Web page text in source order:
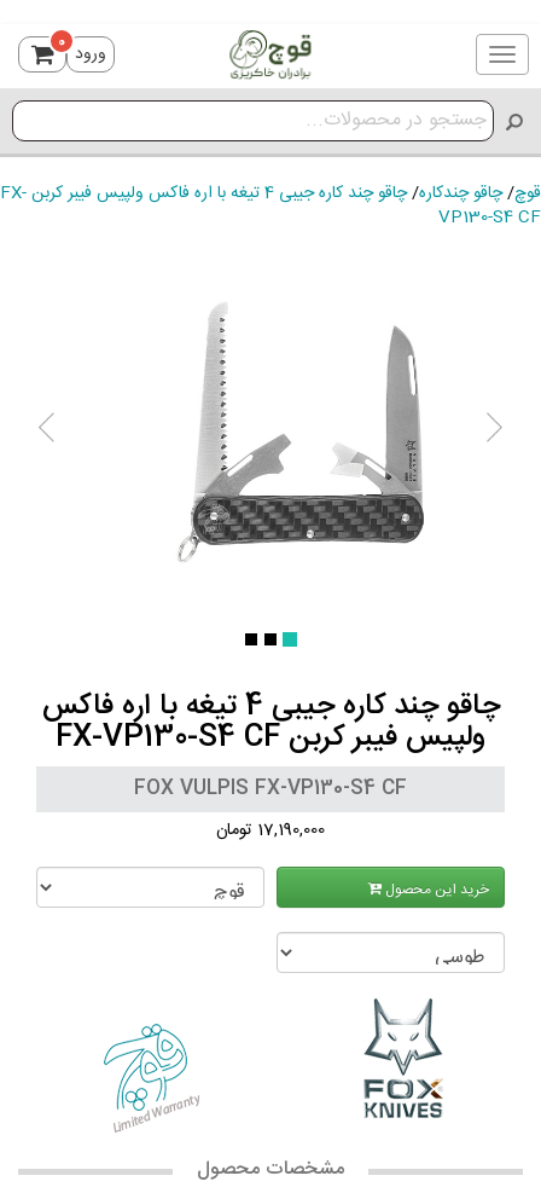
Toggle
navigation
ورود 0
قوچ/چاقو چندکاره/
چاقو چند کاره جیبی 4 تیغه با اره فاکس ولپیس فیبر کربن FX-
VP130-S4 CF
چاقو چند کاره جیبی 4 تیغه با اره فاکس
ولپیس فیبر کربن FX-VP130-S4 CF
FOX VULPIS FX-VP130-S4 CF
17,190,000 تومان
خرید این محصول
مشخصات محصول